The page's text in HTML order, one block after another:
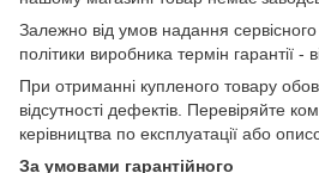
Залежно від умов надання сервісного
політики виробника термін гарантії -
При отриманні купленого товару
відсутності дефектів. Перевіряйте
керівництва по експлуатації або
За умовами гарантійного